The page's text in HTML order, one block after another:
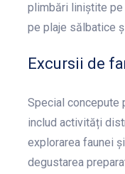
plimbări liniștite pe
pe plaje sălbatice
Excursii de
Special concepute
includ activități
explorarea faunei
degustarea